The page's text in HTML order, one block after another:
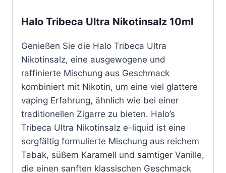
Halo Tribeca Ultra Nikotinsalz 10ml
Genießen Sie die Halo Tribeca Ultra
Nikotinsalz, eine ausgewogene und
raffinierte Mischung aus Geschmack
kombiniert mit Nikotin, um eine viel glattere
vaping Erfahrung, ähnlich wie bei einer
traditionellen Zigarre zu bieten. Halo’s
Tribeca Ultra Nikotinsalz e-liquid ist eine
sorgfältig formulierte Mischung aus reichem
Tabak, süßem Karamell und samtiger Vanille,
die einen sanften klassischen Geschmack